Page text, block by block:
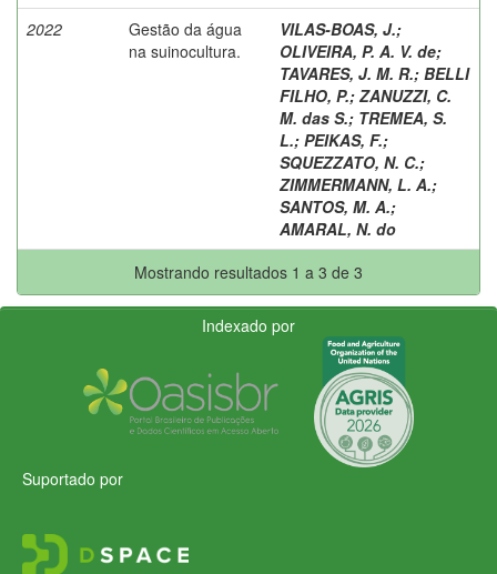
2022
Gestão da água
na suinocultura.
VILAS-BOAS, J.;
OLIVEIRA, P. A. V. de;
TAVARES, J. M. R.; BELLI
FILHO, P.; ZANUZZI, C.
M. das S.; TREMEA, S.
L.; PEIKAS, F.;
SQUEZZATO, N. C.;
ZIMMERMANN, L. A.;
SANTOS, M. A.;
AMARAL, N. do
Mostrando resultados 1 a 3 de 3
Indexado por
Suportado por